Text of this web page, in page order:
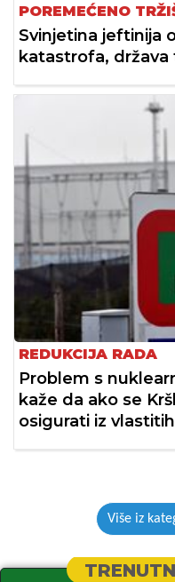
POREMEĆENO
Svinjetina jeftinija
katastrofa, država
REDUKCIJA RADA
Problem s
kaže da ako se
osigurati iz
Više iz